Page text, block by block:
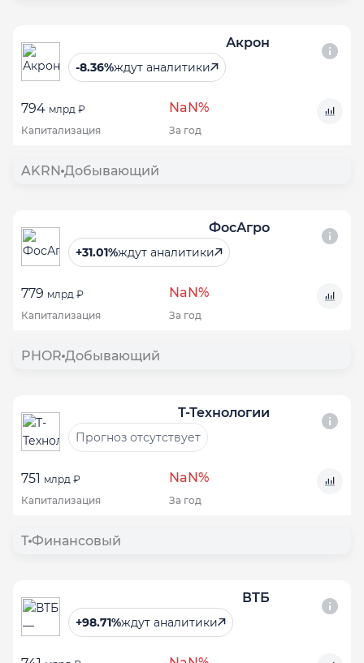
Акрон
-8.36%ждут аналитики
794 млрд ₽ NaN%
Капитализация За год
AKRN Добывающий
ФосАгро
+31.01%ждут аналитики
779 млрд ₽ NaN%
Капитализация За год
PHOR Добывающий
Т-Технологии
Прогноз отсутствует
751 млрд ₽ NaN%
Капитализация За год
T Финансовый
ВТБ
+98.71%ждут аналитики